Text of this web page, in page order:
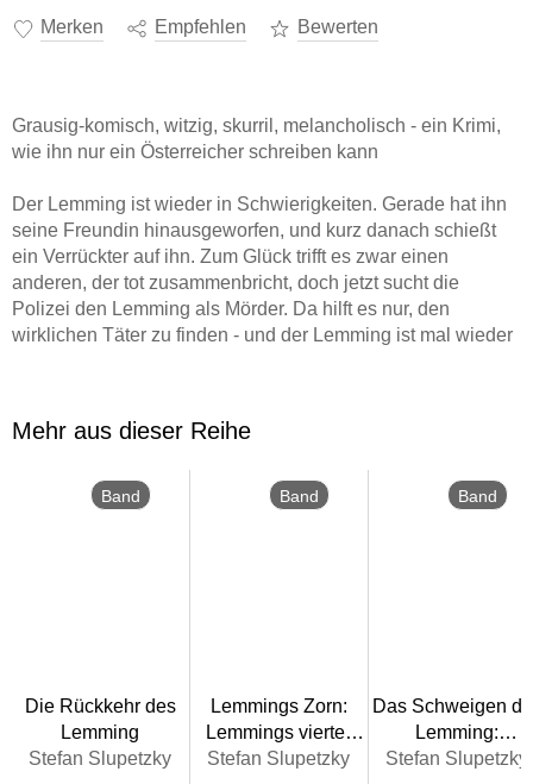
Merken Empfehlen Bewerten
Grausig-komisch, witzig, skurril, melancholisch - ein Krimi,
wie ihn nur ein Österreicher schreiben kann
Der Lemming ist wieder in Schwierigkeiten. Gerade hat ihn
seine Freundin hinausgeworfen, und kurz danach schießt
ein Verrückter auf ihn. Zum Glück trifft es zwar einen
anderen, der tot zusammenbricht, doch jetzt sucht die
Polizei den Lemming als Mörder. Da hilft es nur, den
wirklichen Täter zu finden - und der Lemming ist mal wieder
Mehr aus dieser Reihe
Band
Die Rückkehr des
Lemming
Stefan Slupetzky
Band
Lemmings Zorn:
Lemmings vierter
Fall
Stefan Slupetzky
Band
Das Schweigen
Lemming:
Lemmings dritter
Stefan Slupetzky